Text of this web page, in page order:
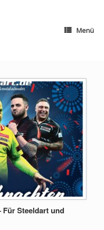
Menü
Für Steeldart und